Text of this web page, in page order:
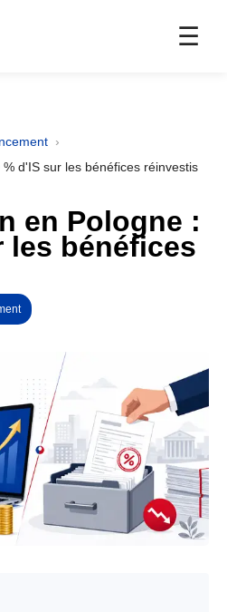
☰
d'IS sur les bénéfices réinvestis
en Pologne :
les bénéfices